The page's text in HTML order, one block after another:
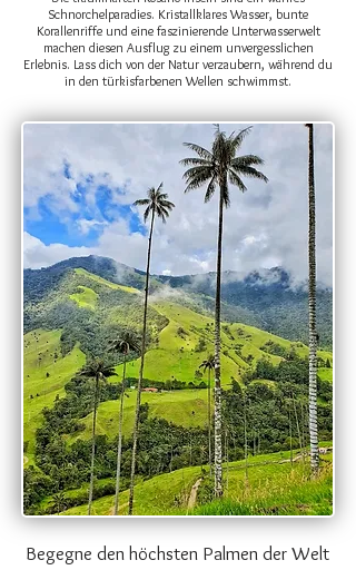
Schnorchelparadies. Kristallklares Wasser, bunte
Korallenriffe und eine faszinierende Unterwasserwelt
machen diesen Ausflug zu einem unvergesslichen
Erlebnis. Lass dich von der Natur verzaubern, während du
in den türkisfarbenen Wellen schwimmst.
Begegne den höchsten Palmen der Welt